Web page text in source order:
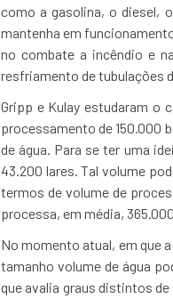
como a gasolina, o diesel,
mantenha em
no combate a incêndio e
resfriamento de tubulações
Gripp e Kulay estudaram o
processamento de 150.000
de água. Para se ter uma
43.200 lares. Tal volume
termos de volume de
processa, em média,
No momento atual, em que
tamanho volume de água
que avalia graus distintos